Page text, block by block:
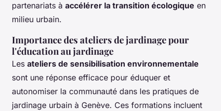
partenariats à accélérer la transition écologique en
milieu urbain.
Importance des ateliers de jardinage pour
l'éducation au jardinage
Les ateliers de sensibilisation environnementale
sont une réponse efficace pour éduquer et
autonomiser la communauté dans les pratiques de
jardinage urbain à Genève. Ces formations incluent